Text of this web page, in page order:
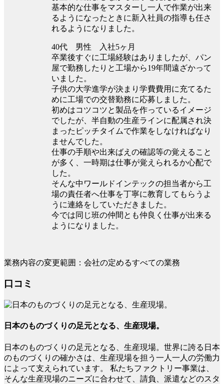
基本的な仕事をマスターし一人で作業が出来
るようになったときに新入社員の指導も任さ
れるようになりました。
40代 男性 入社5ヶ月
卒業後すぐに工場経験はありましたが、パン
屋で勤務したりと工場から19年間遠ざかって
いました。
子供の大学進学が決まり学費費用に充てるた
めに工場での交替勤務に応募しました。
初めはコツコツと製品を作っているイメージ
でしたが、半自動の生産ラインに配属され決
まったピッチタイムで作業をしなければなり
ませんでした。
仕事の手順や出来ばえの確認等の覚えること
が多く、一時期は仕事が覚えられるか心配で
した。
そんな中ワールドインテックの担当者から工
場の責任者へ仕事を丁寧に教育してもらうよ
うに連絡をしていただきました。
今では同じ班の仲間とも仲良く仕事が出来る
ようになりました。
業務内容の変更範囲：会社の定めるすべての業務
口コミ
日本のものづくりの足元となる、生産現場。
日本のものづくりの足元となる、生産現場。世界に誇る日本
のものづくりの確かさは、生産現場を担う一人一人の労働力
によって支えられています。 私たちファクトリー事業は、
そんな生産現場のニーズに合わせて、請負、派遣などのスタ